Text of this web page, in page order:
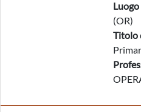
(OR)
Titolo